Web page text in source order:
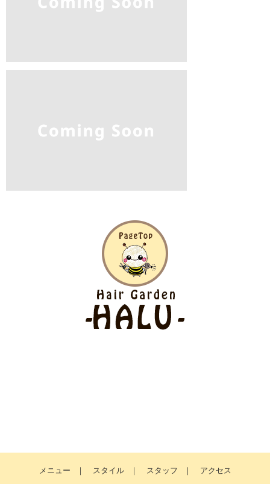
メニュー ｜ スタイル ｜ スタッフ ｜ アクセス